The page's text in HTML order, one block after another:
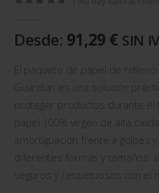
Desde: 91,29 € SIN
El paquete de papel de
Guardian es una solución
proteger productos durante el
papel 100% virgen de alta
amortiguación frente a golpes
diferentes formas y tamaños.
seguros y respetuosos con el